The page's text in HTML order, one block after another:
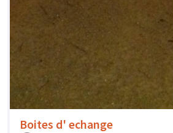
Boites d' echange